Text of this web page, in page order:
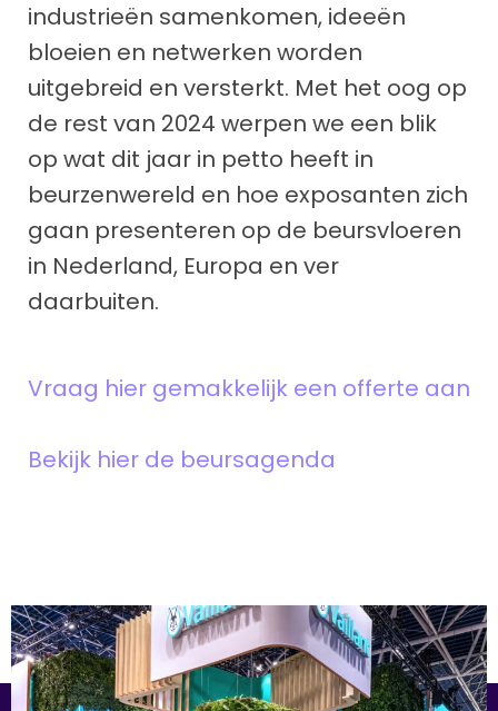
industrieën samenkomen, ideeën
bloeien en netwerken worden
uitgebreid en versterkt. Met het oog op
de rest van 2024 werpen we een blik
op wat dit jaar in petto heeft in
beurzenwereld en hoe exposanten zich
gaan presenteren op de beursvloeren
in Nederland, Europa en ver
daarbuiten.
Vraag hier gemakkelijk een offerte aan
Bekijk hier de beursagenda